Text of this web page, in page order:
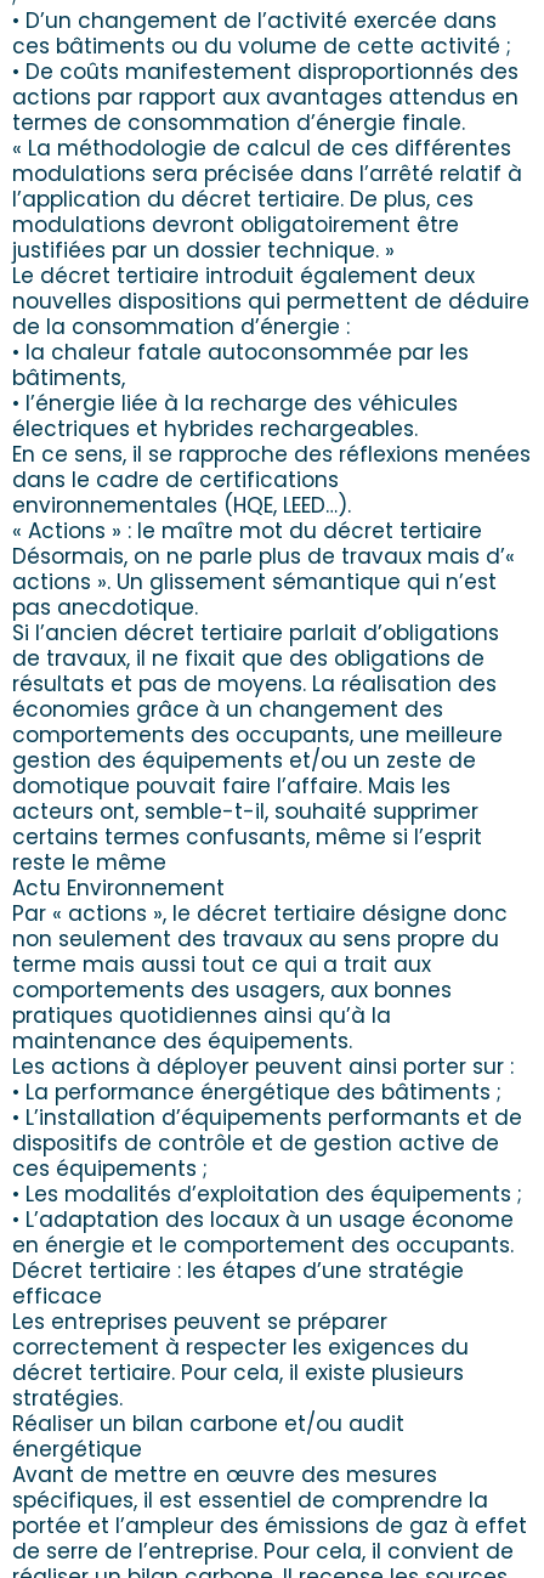
• D’un changement de l’activité exercée dans
ces bâtiments ou du volume de cette activité ;
• De coûts manifestement disproportionnés des
actions par rapport aux avantages attendus en
termes de consommation d’énergie finale.
« La méthodologie de calcul de ces différentes
modulations sera précisée dans l’arrêté relatif à
l’application du décret tertiaire. De plus, ces
modulations devront obligatoirement être
justifiées par un dossier technique. »
Le décret tertiaire introduit également deux
nouvelles dispositions qui permettent de déduire
de la consommation d’énergie :
• la chaleur fatale autoconsommée par les
bâtiments,
• l’énergie liée à la recharge des véhicules
électriques et hybrides rechargeables.
En ce sens, il se rapproche des réflexions menées
dans le cadre de certifications
environnementales (HQE, LEED…).
« Actions » : le maître mot du décret tertiaire
Désormais, on ne parle plus de travaux mais d’«
actions ». Un glissement sémantique qui n’est
pas anecdotique.
Si l’ancien décret tertiaire parlait d’obligations
de travaux, il ne fixait que des obligations de
résultats et pas de moyens. La réalisation des
économies grâce à un changement des
comportements des occupants, une meilleure
gestion des équipements et/ou un zeste de
domotique pouvait faire l’affaire. Mais les
acteurs ont, semble-t-il, souhaité supprimer
certains termes confusants, même si l’esprit
reste le même
Actu Environnement
Par « actions », le décret tertiaire désigne donc
non seulement des travaux au sens propre du
terme mais aussi tout ce qui a trait aux
comportements des usagers, aux bonnes
pratiques quotidiennes ainsi qu’à la
maintenance des équipements.
Les actions à déployer peuvent ainsi porter sur :
• La performance énergétique des bâtiments ;
• L’installation d’équipements performants et de
dispositifs de contrôle et de gestion active de
ces équipements ;
• Les modalités d’exploitation des équipements ;
• L’adaptation des locaux à un usage économe
en énergie et le comportement des occupants.
Décret tertiaire : les étapes d’une stratégie
efficace
Les entreprises peuvent se préparer
correctement à respecter les exigences du
décret tertiaire. Pour cela, il existe plusieurs
stratégies.
Réaliser un bilan carbone et/ou audit
énergétique
Avant de mettre en œuvre des mesures
spécifiques, il est essentiel de comprendre la
portée et l’ampleur des émissions de gaz à effet
de serre de l’entreprise. Pour cela, il convient de